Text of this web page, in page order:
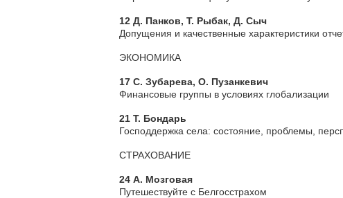
12 Д. Панков, Т. Рыбак, Д. Сыч
Допущения и качественные характеристики
ЭКОНОМИКА
17 С. Зубарева, О. Пузанкевич
Финансовые группы в условиях глобализации
21 Т. Бондарь
Господдержка села: состояние, проблемы,
СТРАХОВАНИЕ
24 А. Мозговая
Путешествуйте с Белгосстрахом